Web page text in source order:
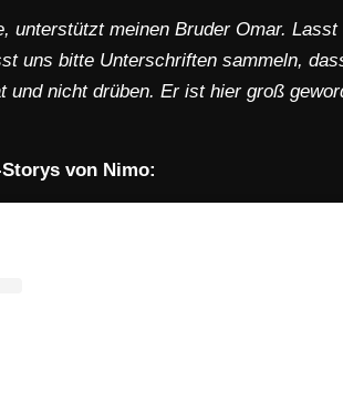
unterstützt meinen Bruder Omar.
uns bitte Unterschriften sammeln,
und nicht drüben. Er ist hier groß
von Nimo: